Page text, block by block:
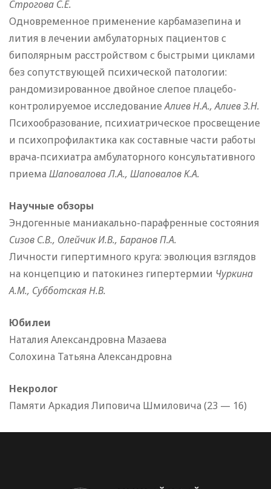
Строгова С.Е.
Одновременное применение карбамазепина и
лития в лечении амбулаторных пациентов с
биполярным расстройством с быстрыми циклами
без сопутствующей психической патологии:
рандомизированное двойное слепое плацебо-
контролируемое исследованиеАлиев Н.А., Алиев З.Н.
Психообразование, психиатрическое просвещение
и психопрофилактика как составные части работы
врача-психиатра амбулаторного консультативного
приема Шаповалова Л.А., Шаповалов К.А.
Научные обзоры
Эндогенные маниакально-парафренные состояния
Сизов С.В., Олейчик И.В., Баранов П.А.
Личности гипертимного круга: эволюция взглядов
на концепцию и патокинез гипертермии Чуркина
А.М., Субботская Н.В.
Юбилеи
Наталия Александровна Мазаева
Солохина Татьяна Александровна
Некролог
Памяти Аркадия Липовича Шмиловича (23 — 16)